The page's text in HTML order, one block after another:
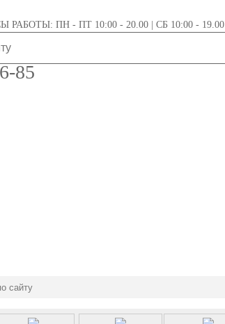
ПН - ПТ 10:00 - 20.00 | СБ 10:00 - 19.00
85